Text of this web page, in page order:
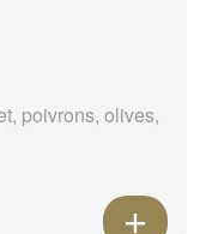
poivrons, olives,